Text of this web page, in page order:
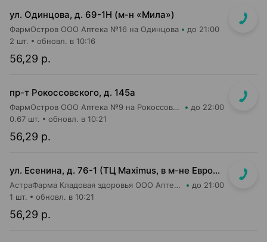
ул. Одинцова, д. 69-1Н (м-н «Мила»)
ФармОстров ООО Аптека №16 на Одинцова до 21:00
56,29 р.
2 шт. обновл. в 10:16
пр-т Рокоссовского, д. 145а
ФармОстров ООО Аптека №9 на Рокоссовского до 22:00
56,29 р.
0.67 шт. обновл. в 10:21
ул. Есенина, д. 76-1 (ТЦ Maximus, в м-не Евроопт Super)
АстраФарма Кладовая здоровья ООО Аптека №9 до 21:00
56,29 р.
1 шт. обновл. в 10:21